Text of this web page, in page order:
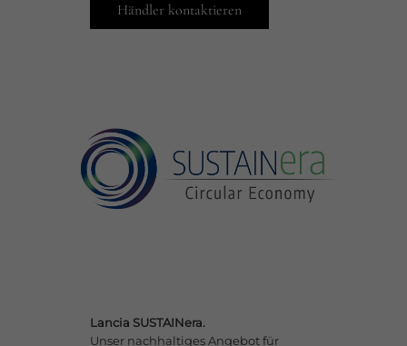
Händler kontaktieren​
Lancia SUSTAINera.
Unser nachhaltiges Angebot für